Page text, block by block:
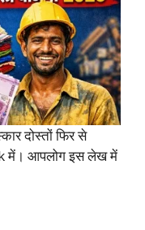
दोस्तों फिर से
में। आपलोग इस लेख में